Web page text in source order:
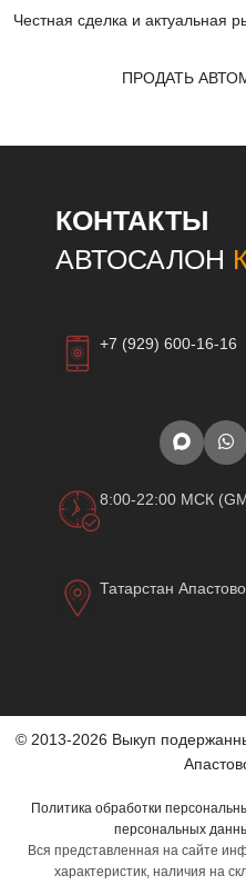
Честная сделка и актуальная
ПРОДАТЬ
КОНТАКТЫ
АВТОСАЛОН
+7 (929) 600-16-16
8:00-22:00 МСК
Татарстан
© 2013-2026 Выкуп
Политика обработки
персональных
Вся представленная на сайте
характеристик, наличия на